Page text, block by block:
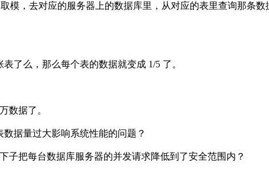
模，去对应的服务器上的数据库里，从对应的表里查询那条数
了么，那么每个表的数据就变成 1/5 了。
数据了。
据量过大影响系统性能的问题？
子把每台数据库服务器的并发请求降低到了安全范围内？